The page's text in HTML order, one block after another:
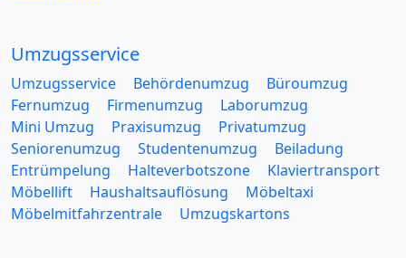
Umzugsservice
Umzugsservice Behördenumzug
Büroumzug
Fernumzug
Firmenumzug
Laborumzug
Mini Umzug
Praxisumzug
Privatumzug
Seniorenumzug
Studentenumzug
Beiladung
Entrümpelung
Halteverbotszone
Klaviertransport
Möbellift
Haushaltsauflösung
Möbeltaxi
Möbelmitfahrzentrale
Umzugskartons